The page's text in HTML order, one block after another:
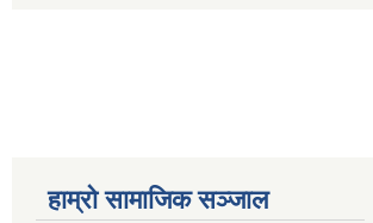
हाम्रो सामाजिक सञ्जाल